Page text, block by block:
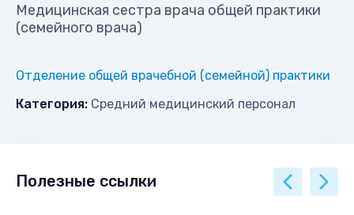
Медицинская сестра врача общей практики
(семейного врача)
Отделение общей врачебной (семейной) практики
Категория: Средний медицинский персонал
Полезные ссылки